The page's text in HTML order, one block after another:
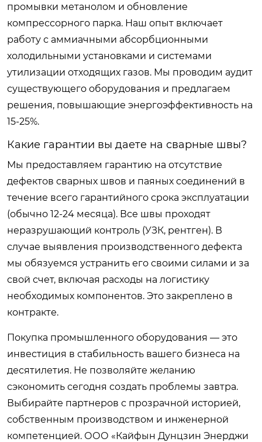
промывки метанолом и обновление
компрессорного парка. Наш опыт включает
работу с аммиачными абсорбционными
холодильными установками и системами
утилизации отходящих газов. Мы проводим аудит
существующего оборудования и предлагаем
решения, повышающие энергоэффективность на
15-25%.
Какие гарантии вы даете на сварные швы?
Мы предоставляем гарантию на отсутствие
дефектов сварных швов и паяных соединений в
течение всего гарантийного срока эксплуатации
(обычно 12-24 месяца). Все швы проходят
неразрушающий контроль (УЗК, рентген). В
случае выявления производственного дефекта
мы обязуемся устранить его своими силами и за
свой счет, включая расходы на логистику
необходимых компонентов. Это закреплено в
контракте.
Покупка промышленного оборудования — это
инвестиция в стабильность вашего бизнеса на
десятилетия. Не позволяйте желанию
сэкономить сегодня создать проблемы завтра.
Выбирайте партнеров с прозрачной историей,
собственным производством и инженерной
компетенцией. ООО «Кайфын Дунцзин Энерджи